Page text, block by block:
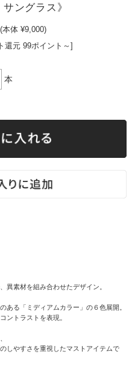
ングラス》
(本体 ¥9,000)
還元 99ポイント～]
本
異素材を組み合わせたデザイン。
ある「ミディアムカラー」の６色展開。
ントラストを表現。
しやすさを重視したマストアイテムで